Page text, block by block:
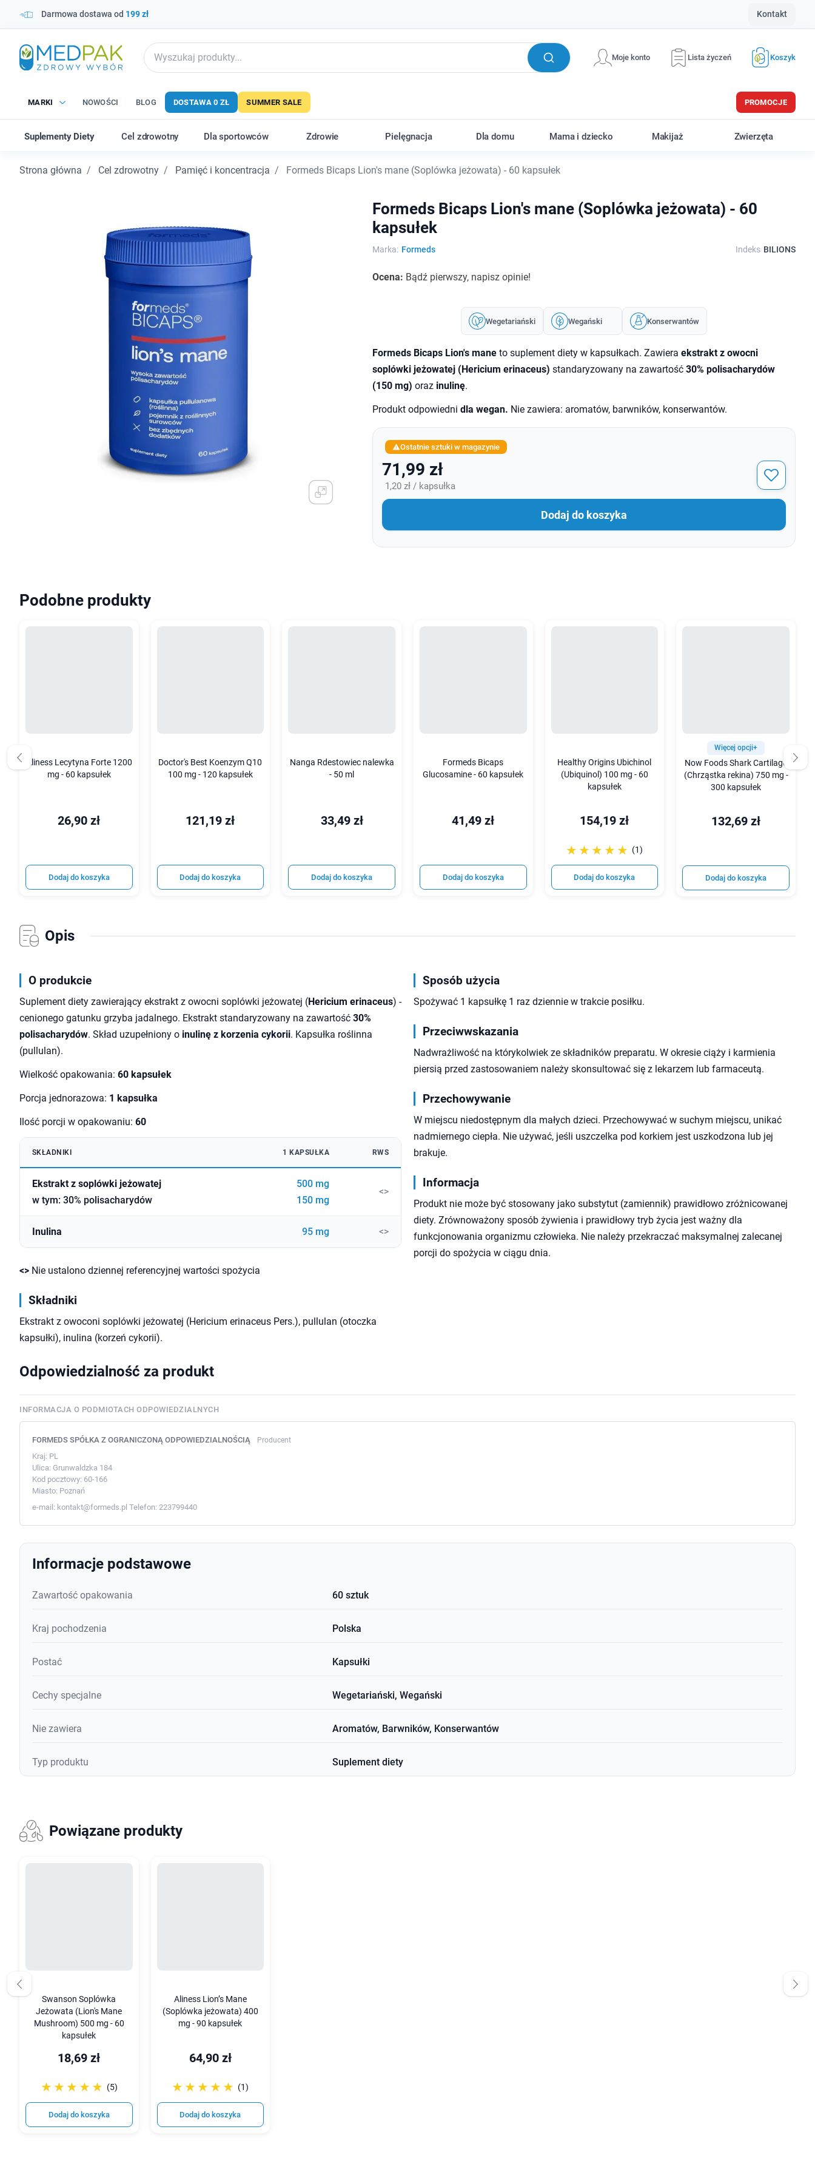
Darmowa dostawa od 199 zł Kontakt
Moje konto Lista życzeń Koszyk
MARKI NOWOŚCI BLOG DOSTAWA 0 ZŁ SUMMER SALE PROMOCJE
Suplementy Diety Cel zdrowotny Dla sportowców Zdrowie Pielęgnacja Dla domu Mama i dziecko Makijaż Zwierzęta
Strona główna Cel zdrowotny Pamięć i koncentracja Formeds Bicaps Lion's mane (Soplówka jeżowata) - 60 kapsułek
Formeds Bicaps Lion's mane (Soplówka jeżowata) - 60
kapsułek
Marka: Formeds Indeks BILIONS
Ocena: Bądź pierwszy, napisz opinie!
Wegetariański Wegański Konserwantów
Formeds Bicaps Lion's maneto suplement diety w kapsułkach. Zawiera ekstrakt z owocni
soplówki jeżowatej (Hericium erinaceus) standaryzowany na zawartość 30% polisacharydów
(150 mg) oraz inulinę.
Produkt odpowiedni dla wegan. Nie zawiera: aromatów, barwników, konserwantów.
Ostatnie sztuki w magazynie
71,99 zł
1,20 zł / kapsułka
Dodaj do koszyka
Podobne produkty
Aliness Lecytyna Forte 1200
mg - 60 kapsułek
26,90 zł
Dodaj do koszyka
Doctor's Best Koenzym Q10
100 mg - 120 kapsułek
121,19 zł
Dodaj do koszyka
Nanga Rdestowiec nalewka
- 50 ml
33,49 zł
Dodaj do koszyka
Formeds Bicaps
Glucosamine - 60 kapsułek
41,49 zł
Dodaj do koszyka
Healthy Origins Ubichinol
(Ubiquinol) 100 mg - 60
kapsułek
154,19 zł
☆☆☆☆☆
★★★★★ (1)
Dodaj do koszyka
Więcej opcji+
Now Foods Shark Cartilage
(Chrząstka rekina) 750 mg -
300 kapsułek
132,69 zł
Dodaj do koszyka
Opis
O produkcie
Suplement diety zawierający ekstrakt z owocni soplówki jeżowatej (Hericium erinaceus) -
cenionego gatunku grzyba jadalnego. Ekstrakt standaryzowany na zawartość 30%
polisacharydów. Skład uzupełniony o inulinę z korzenia cykorii. Kapsułka roślinna
(pullulan).
Wielkość opakowania: 60 kapsułek
Porcja jednorazowa: 1 kapsułka
Ilość porcji w opakowaniu: 60
SKŁADNIKI 1 KAPSUŁKA RWS
Ekstrakt z soplówki jeżowatej
w tym: 30% polisacharydów
500 mg
150 mg
<>
Inulina 95 mg <>
<> Nie ustalono dziennej referencyjnej wartości spożycia
Składniki
Ekstrakt z owoconi soplówki jeżowatej (Hericium erinaceus Pers.), pullulan (otoczka
kapsułki), inulina (korzeń cykorii).
Sposób użycia
Spożywać 1 kapsułkę 1 raz dziennie w trakcie posiłku.
Przeciwwskazania
Nadwrażliwość na którykolwiek ze składników preparatu. W okresie ciąży i karmienia
piersią przed zastosowaniem należy skonsultować się z lekarzem lub farmaceutą.
Przechowywanie
W miejscu niedostępnym dla małych dzieci. Przechowywać w suchym miejscu, unikać
nadmiernego ciepła. Nie używać, jeśli uszczelka pod korkiem jest uszkodzona lub jej
brakuje.
Informacja
Produkt nie może być stosowany jako substytut (zamiennik) prawidłowo zróżnicowanej
diety. Zrównoważony sposób żywienia i prawidłowy tryb życia jest ważny dla
funkcjonowania organizmu człowieka. Nie należy przekraczać maksymalnej zalecanej
porcji do spożycia w ciągu dnia.
Odpowiedzialność za produkt
INFORMACJA O PODMIOTACH ODPOWIEDZIALNYCH
FORMEDS SPÓŁKA Z OGRANICZONĄ ODPOWIEDZIALNOŚCIĄ Producent
Kraj: PL
Ulica: Grunwaldzka 184
Kod pocztowy: 60-166
Miasto: Poznań
e-mail: kontakt@formeds.pl Telefon: 223799440
Informacje podstawowe
Zawartość opakowania 60 sztuk
Kraj pochodzenia Polska
Postać Kapsułki
Cechy specjalne Wegetariański, Wegański
Nie zawiera Aromatów, Barwników, Konserwantów
Typ produktu Suplement diety
Powiązane produkty
Swanson Soplówka
Jeżowata (Lion's Mane
Mushroom) 500 mg - 60
kapsułek
18,69 zł
☆☆☆☆☆
★★★★★ (5)
Dodaj do koszyka
Aliness Lion’s Mane
(Soplówka jeżowata) 400
mg - 90 kapsułek
64,90 zł
☆☆☆☆☆
★★★★★ (1)
Dodaj do koszyka